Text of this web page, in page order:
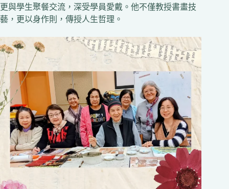
更與學生聚餐交流，深受學員愛戴。他不僅教授書畫技
藝，更以身作則，傳授人生哲理。